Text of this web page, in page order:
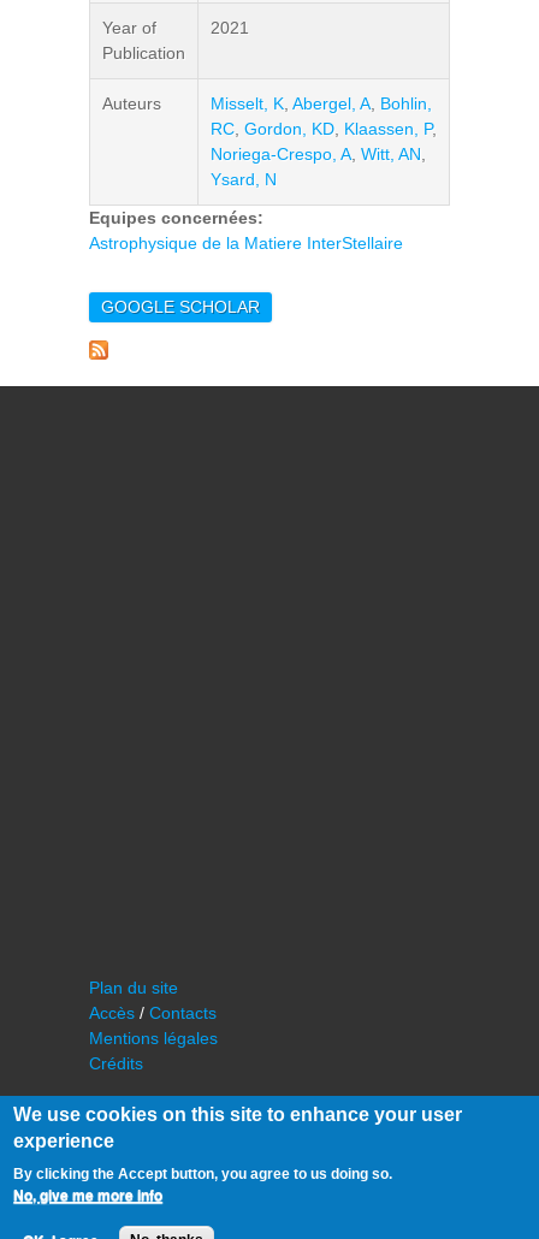
Year of
Publication
2021
Auteurs Misselt, K Abergel, A Bohlin,
RC Gordon, KD Klaassen, P,
Noriega-Crespo, A Witt, AN
Ysard, N
Equipes concernées:
Astrophysique de la Matiere InterStellaire
GOOGLE SCHOLAR
Plan du site
Accès / Contacts
Mentions légales
Crédits
©IAS - Institut d'Astrophysique Spatiale
We use cookies on this site to enhance your user
experience
By clicking the Accept button, you agree to us doing so.
No, give me more info